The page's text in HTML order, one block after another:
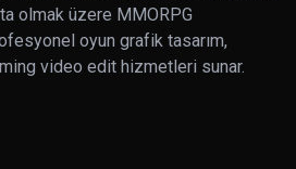
olmak üzere MMORPG
oyun grafik tasarım,
video edit hizmetleri sunar.